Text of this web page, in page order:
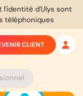
l'identité d'Ulys sont
téléphoniques
CLIENT